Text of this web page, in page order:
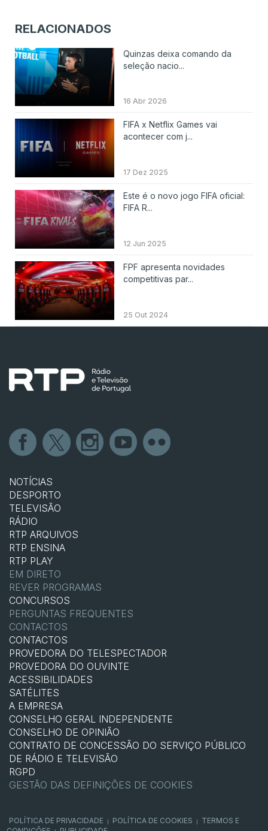
RELACIONADOS
Quinzas deixa comando da
seleção nacio...
16 Abr 2026
FIFA x Netflix Games vai
acontecer com j...
17 Dez 2025
Este é o novo jogo FIFA oficial:
FIFA R...
12 Jun 2025
FPF apresenta novidades
competitivas par...
25 Out 2024
NOTÍCIAS
DESPORTO
TELEVISÃO
RÁDIO
RTP ARQUIVOS
RTP ENSINA
RTP PLAY
EM DIRETO
REVER PROGRAMAS
CONCURSOS
PERGUNTAS FREQUENTES
CONTACTOS
CONTACTOS
PROVEDORA DO TELESPECTADOR
PROVEDORA DO OUVINTE
ACESSIBILIDADES
SATÉLITES
A EMPRESA
CONSELHO GERAL INDEPENDENTE
CONSELHO DE OPINIÃO
CONTRATO DE CONCESSÃO DO SERVIÇO PÚBLICO
DE RÁDIO E TELEVISÃO
RGPD
GESTÃO DAS DEFINIÇÕES DE COOKIES
POLÍTICA DE PRIVACIDADE POLÍTICA DE COOKIES
TERMOS E